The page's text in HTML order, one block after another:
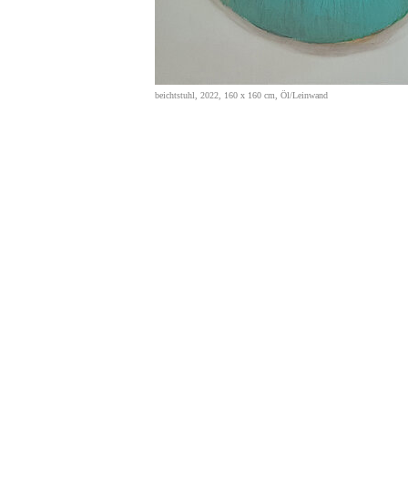
beichtstuhl, 2022, 160 x 160 cm, Öl/Leinwand